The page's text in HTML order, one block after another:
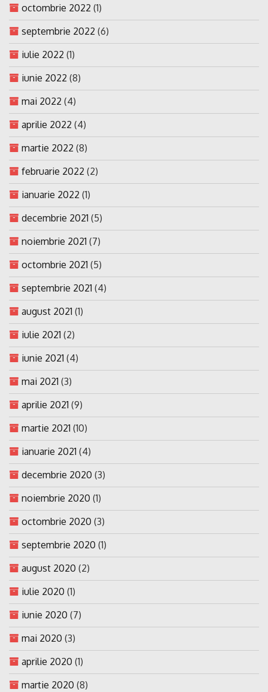
octombrie 2022 (1)
septembrie 2022 (6)
iulie 2022 (1)
iunie 2022 (8)
mai 2022 (4)
aprilie 2022 (4)
martie 2022 (8)
februarie 2022 (2)
ianuarie 2022 (1)
decembrie 2021 (5)
noiembrie 2021 (7)
octombrie 2021 (5)
septembrie 2021 (4)
august 2021 (1)
iulie 2021 (2)
iunie 2021 (4)
mai 2021 (3)
aprilie 2021 (9)
martie 2021 (10)
ianuarie 2021 (4)
decembrie 2020 (3)
noiembrie 2020 (1)
octombrie 2020 (3)
septembrie 2020 (1)
august 2020 (2)
iulie 2020 (1)
iunie 2020 (7)
mai 2020 (3)
aprilie 2020 (1)
martie 2020 (8)